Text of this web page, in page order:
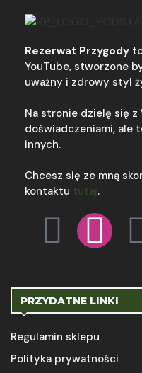
Rezerwat Przygody
YouTube, stworzone
uważny i zdrowy styl
Na stronie dzielę się z
doświadczeniami, ale
innych.
Chcesz się ze mną
kontaktu tutaj.
PRZYDATNE LINKI
Regulamin sklepu
Polityka prywatności